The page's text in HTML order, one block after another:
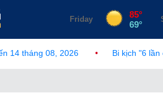
• Bi kịch "6 lần chọn sai nhánh